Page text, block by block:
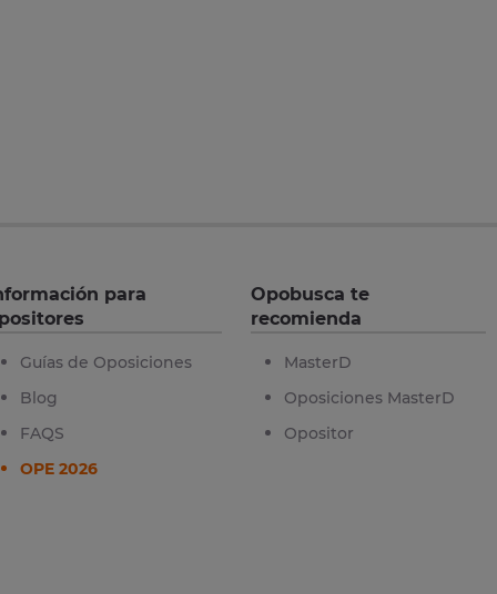
para
Guías de Oposiciones
Blog
FAQS
OPE 2026
Opobusca te
recomienda
MasterD
Oposiciones MasterD
Opositor